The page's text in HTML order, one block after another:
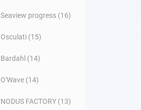
Seaview progress 16
Osculati 15
Bardahl 14
O'Wave 14
NODUS FACTORY 13